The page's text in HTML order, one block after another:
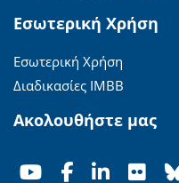
Εσωτερική Χρήση
Εσωτερική Χρήση
Διαδικασίες ΙΜΒΒ
Ακολουθήστε μας